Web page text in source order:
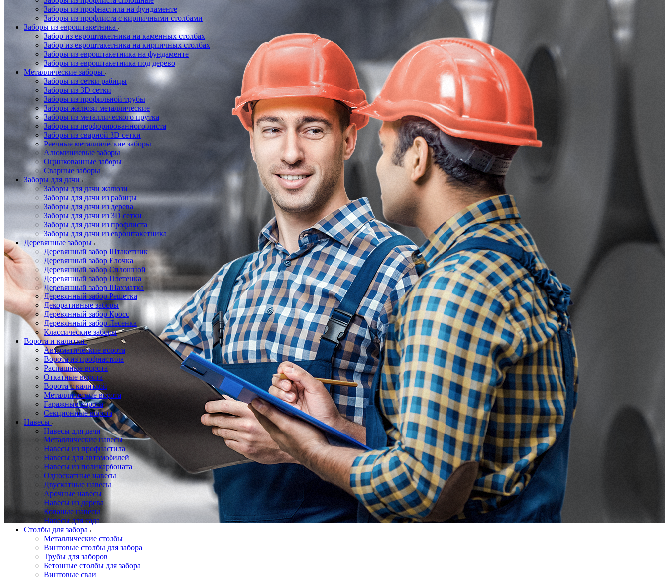
Заборы из профнастила на фундаменте
Заборы из профлиста с кирпичными столбами
Заборы из евроштакетника
Забор из евроштакетника на каменных столбах
Забор из евроштакетника на кирпичных столбах
Заборы из евроштакетника на фундаменте
Заборы из евроштакетника под дерево
Металлические заборы
Заборы из сетки рабицы
Заборы из 3D сетки
Заборы из профильной трубы
Заборы жалюзи металлические
Заборы из металлического прутка
Заборы из перфорированного листа
Заборы из сварной 3D сетки
Реечные металлические заборы
Алюминиевые заборы
Оцинкованные заборы
Сварные заборы
Заборы для дачи
Заборы для дачи жалюзи
Заборы для дачи из рабицы
Заборы для дачи из дерева
Заборы для дачи из 3D сетки
Заборы для дачи из профлиста
Заборы для дачи из евроштакетника
Деревянные заборы
Деревянный забор Штакетник
Деревянный забор Елочка
Деревянный забор Сплошной
Деревянный забор Плетенка
Деревянный забор Шахматка
Деревянный забор Решетка
Декоративные заборы
Деревянный забор Кросс
Деревянный забор Лесенка
Классические заборы
Ворота и калитки
Автоматические ворота
Ворота из профнастила
Распашные ворота
Откатные ворота
Ворота с калиткой
Металлические ворота
Гаражные ворота
Секционные ворота
Навесы
Навесы для дачи
Металлические навесы
Навесы из профнастила
Навесы для автомобилей
Навесы из поликарбоната
Односкатные навесы
Двускатные навесы
Арочные навесы
Навесы из дерева
Кованые навесы
Навесы для сада
Столбы для забора
Металлические столбы
Винтовые столбы для забора
Трубы для заборов
Бетонные столбы для забора
Винтовые сваи